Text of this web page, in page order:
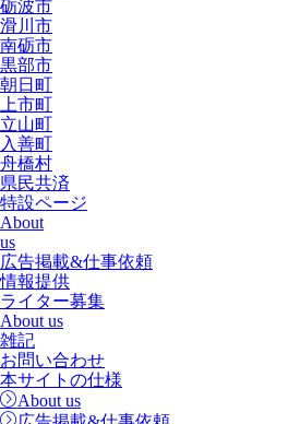
砺波市
滑川市
南砺市
黒部市
朝日町
上市町
立山町
入善町
舟橋村
県民共済
特設ページ
About
us
広告掲載&仕事依頼
情報提供
ライター募集
About us
雑記
お問い合わせ
本サイトの仕様
About us